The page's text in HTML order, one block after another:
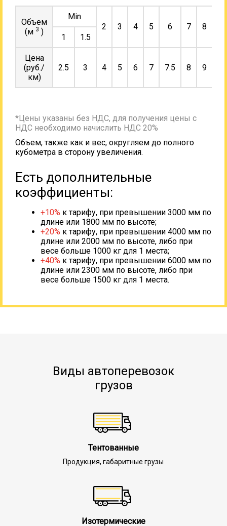
Объем
(м 3 )
Min
2
3 4 5 6 7 8
1
1.5
Цена
(руб./
км)
2.5 3 4 5 6 7 7.5 8 9
*Цены указаны без НДС, для получения цены с
НДС необходимо начислить НДС 20%
Объем, также как и вес, округляем до полного
кубометра в сторону увеличения.
Есть дополнительные
коэффициенты:
+10% к тарифу, при превышении 3000 мм по
длине или 1800 мм по высоте;
+20% к тарифу, при превышении 4000 мм по
длине или 2000 мм по высоте, либо при
весе больше 1000 кг для 1 места;
+40% к тарифу, при превышении 6000 мм по
длине или 2300 мм по высоте, либо при
весе больше 1500 кг для 1 места.
Виды автоперевозок
грузов
Тентованные
Продукция, габаритные грузы
Изотермические